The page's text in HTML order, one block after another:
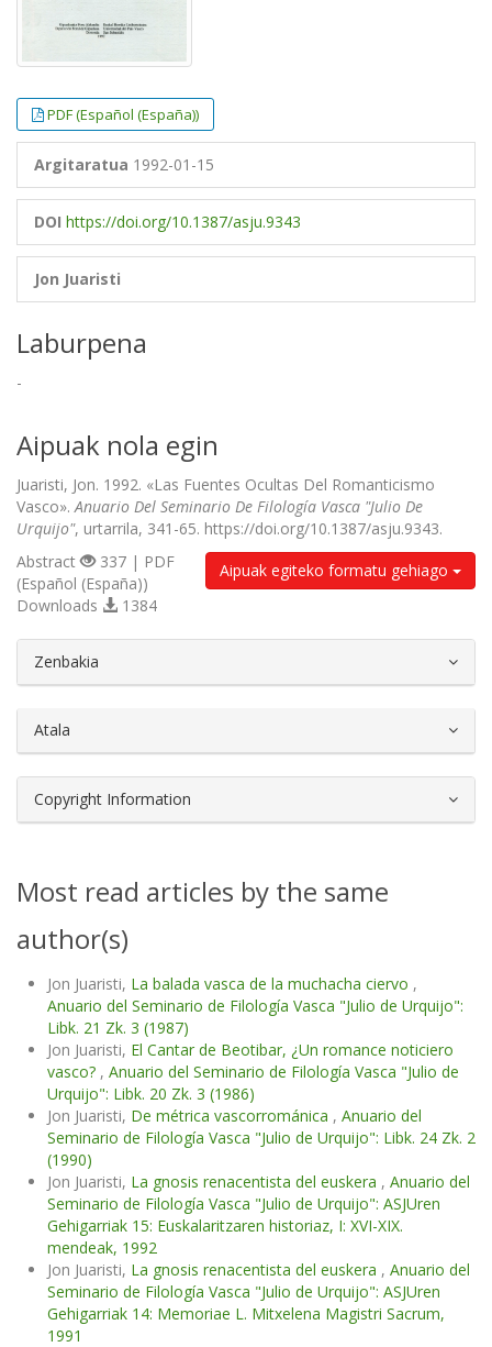
PDF (Español (España))
Argitaratua 1992-01-15
DOI https://doi.org/10.1387/asju.9343
Jon Juaristi
Laburpena
-
Aipuak nola egin
Juaristi, Jon. 1992. «Las Fuentes Ocultas Del Romanticismo
Vasco». Anuario Del Seminario De Filología Vasca "Julio De
Urquijo", urtarrila, 341-65. https://doi.org/10.1387/asju.9343.
Aipuak egiteko formatu gehiago
Abstract
337 | PDF
(Español (España))
Downloads
1384
Zenbakia
Atala
Copyright Information
Most read articles by the same
author(s)
Jon Juaristi, La balada vasca de la muchacha ciervo ,
Anuario del Seminario de Filología Vasca "Julio de Urquijo":
Libk. 21 Zk. 3 (1987)
Jon Juaristi, El Cantar de Beotibar, ¿Un romance noticiero
vasco? , Anuario del Seminario de Filología Vasca "Julio de
Urquijo": Libk. 20 Zk. 3 (1986)
Jon Juaristi, De métrica vascorrománica , Anuario del
Seminario de Filología Vasca "Julio de Urquijo": Libk. 24 Zk. 2
(1990)
Jon Juaristi, La gnosis renacentista del euskera , Anuario del
Seminario de Filología Vasca "Julio de Urquijo": ASJUren
Gehigarriak 15: Euskalaritzaren historiaz, I: XVI-XIX.
mendeak, 1992
Jon Juaristi, La gnosis renacentista del euskera , Anuario del
Seminario de Filología Vasca "Julio de Urquijo": ASJUren
Gehigarriak 14: Memoriae L. Mitxelena Magistri Sacrum,
1991